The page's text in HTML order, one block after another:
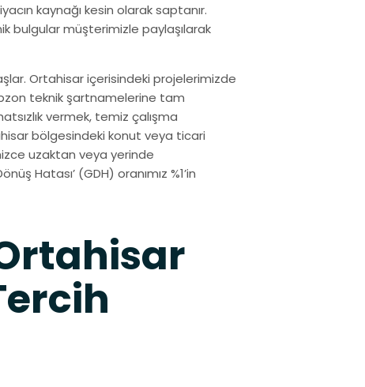
kaynağı kesin olarak saptanır.
bulgular müşterimizle paylaşılarak
Ortahisar içerisindeki projelerimizde
teknik şartnamelerine tam
vermek, temiz çalışma
bölgesindeki konut veya ticari
uzaktan veya yerinde
Hatası’ (GDH) oranımız %1’in